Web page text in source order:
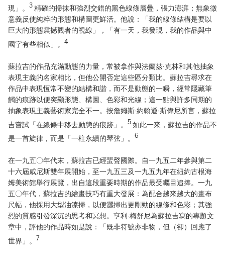
現」。
3 精確的掃抹和強烈交錯的黑色線條層疊，張力澎湃；無象徵
意義反使純粹的形態和構圖更鮮活。他說：「我的線條結構是要以
巨大的形態震撼觀者的視線」，「有一天，我發現，我的作品與中
國字有些相似」。
4
蘇拉吉的作品充滿動態的力量，常被拿作與法蘭茲·克林和其他抽象
表現主義的名家相比，但他公開否定這些區分類比。蘇拉吉尋求在
作品中表現恆常不變的結構和諧，而不是動態的一瞬，經常隱藏筆
觸的痕跡以便突顯形態、構圖、色彩和光線；這一點與許多同期的
抽象表現主義藝術家完全不一。按詹姆斯·約翰遜·斯偉尼所言，蘇拉
吉嘗試「在線條中移去動態的痕跡」。
5 如此一來，蘇拉吉的作品不
是一首旋律，而是「一柱永續的琴弦」。
6
在一九五〇年代末，蘇拉吉已經蜚聲國際。自一九五二年參與第二
十六屆威尼斯雙年展開始，至一九五三及一九五九年在紐約古根海
姆美術館舉行展覽，出自這段重要時期的作品最受矚目追捧。一九
五〇年代，蘇拉吉的繪畫技巧有重大發展：為配合越來越大的畫布
尺幅，他採用大型油漆掃，以便灑掃出更剛勁的線條和色彩；其強
烈的質感引發深沉的思考和冥想。亨利·梅舒尼為蘇拉吉寫的專題文
章中，評他的作品時如是說：「既非符號亦非物，但（卻）回應了
世界」。
7